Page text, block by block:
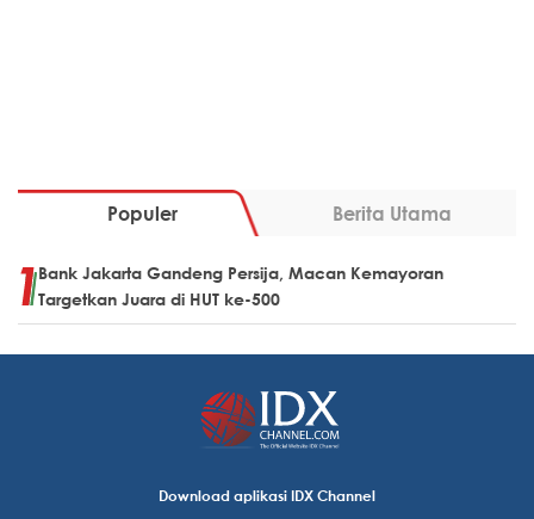
Populer Berita Utama
Bank Jakarta Gandeng Persija, Macan Kemayoran
Targetkan Juara di HUT ke-500
Download aplikasi IDX Channel